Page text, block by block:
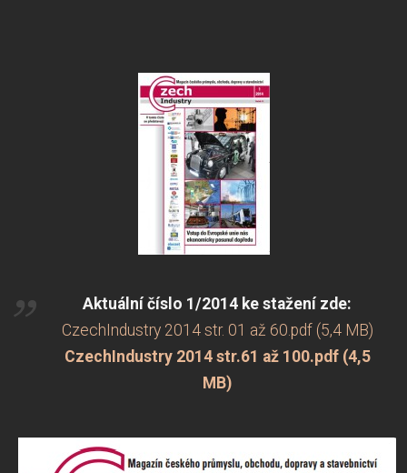
Aktuální číslo 1/2014 ke stažení zde:
CzechIndustry 2014 str. 01 až 60.pdf (5,4 MB)
CzechIndustry 2014 str.61 až 100.pdf (4,5
MB)